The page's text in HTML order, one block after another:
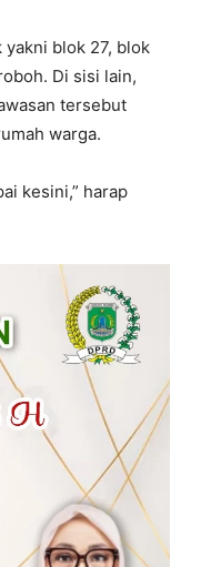
yakni blok 27, blok
Di sisi lain,
tersebut
warga.
kesini,” harap